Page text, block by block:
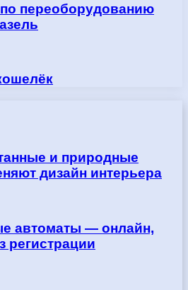
переоборудованию
и природные
дизайн интерьера
автоматы — онлайн,
регистрации